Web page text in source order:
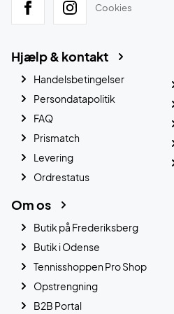
Cookies
Hjælp & kontakt
Handelsbetingelser
Persondatapolitik
FAQ
Prismatch
Levering
Ordrestatus
Om os
Butik på Frederiksberg
Butik i Odense
Tennisshoppen Pro Shop
Opstrengning
B2B Portal